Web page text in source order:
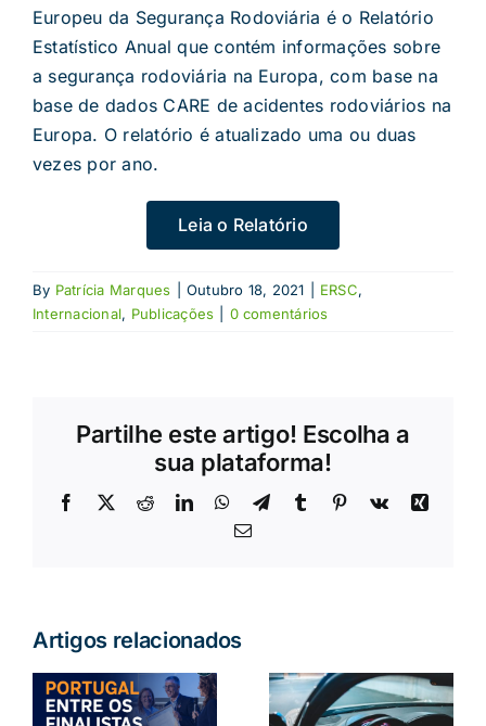
Europeu da Segurança Rodoviária é o Relatório
Estatístico Anual que contém informações sobre
a segurança rodoviária na Europa, com base na
base de dados CARE de acidentes rodoviários na
Europa. O relatório é atualizado uma ou duas
vezes por ano.
Leia o Relatório
By Patrícia Marques Outubro 18, 2021 ERSC,
Internacional, Publicações 0 comentários
Partilhe este artigo! Escolha a
sua plataforma!
Facebook
X RedditLinkedInWhatsApp
TelegramTumblr Pinterest
Vk
Xing
Email
Artigos relacionados
Condução
Álcool ao